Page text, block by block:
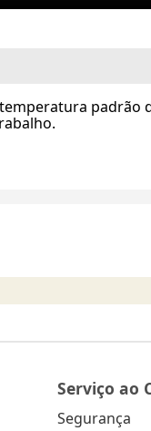
padrão
Serviço ao
Segurança